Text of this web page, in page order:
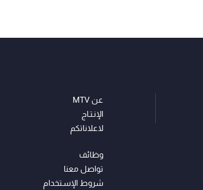
عن MTV
الإنـتـاج
لاعلاناتكم
وظائف
تواصل معنا
شروط الإسـتخدام